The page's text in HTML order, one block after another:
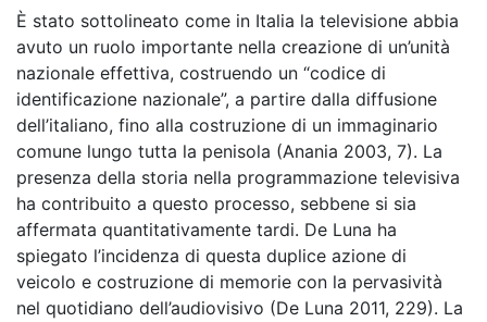
È stato sottolineato come in Italia la televisione abbia
avuto un ruolo importante nella creazione di un’unità
nazionale effettiva, costruendo un “codice di
identificazione nazionale”, a partire dalla diffusione
dell’italiano, fino alla costruzione di un immaginario
comune lungo tutta la penisola (Anania 2003, 7). La
presenza della storia nella programmazione televisiva
ha contribuito a questo processo, sebbene si sia
affermata quantitativamente tardi. De Luna ha
spiegato l’incidenza di questa duplice azione di
veicolo e costruzione di memorie con la pervasività
nel quotidiano dell’audiovisivo (De Luna 2011, 229). La